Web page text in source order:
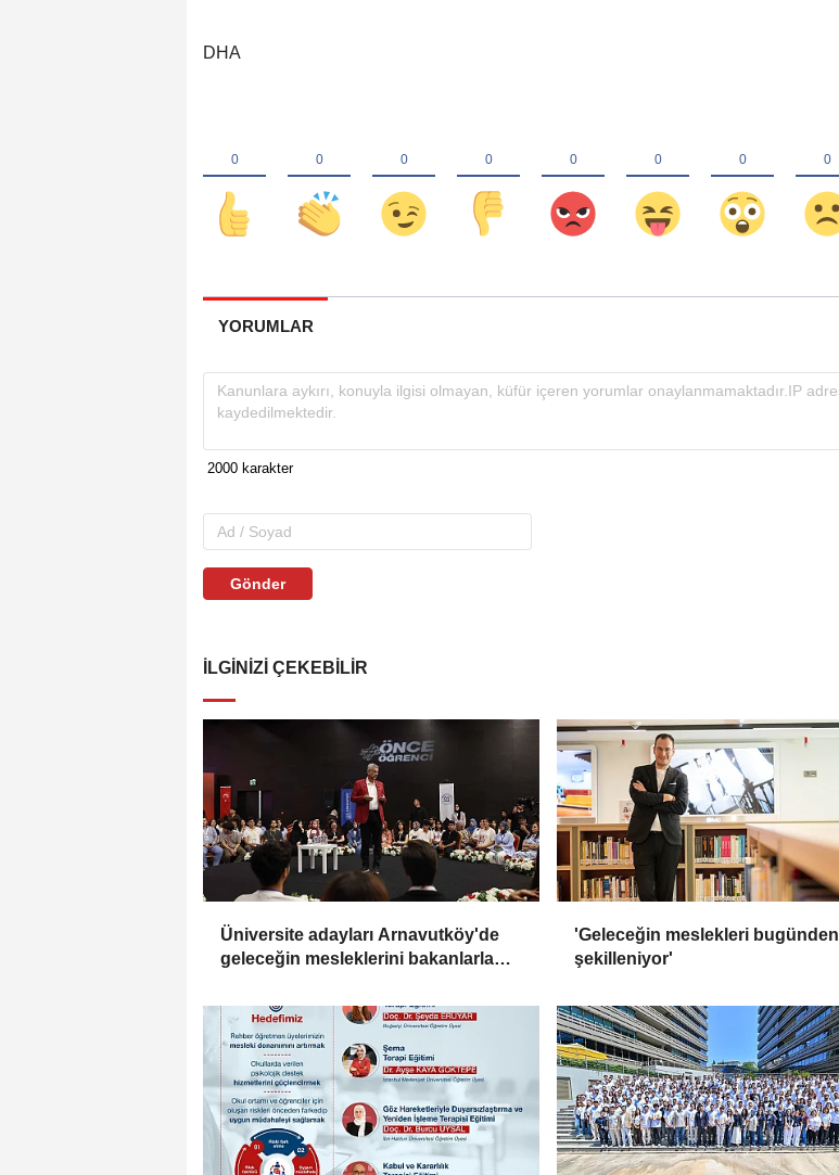
DHA
YORUMLAR
Gönder
İLGINIZI ÇEKEBILIR
Üniversite adayları Arnavutköy'de
geleceğin mesleklerini bakanlarla
'Geleceğin meslekleri bugünden
şekilleniyor'